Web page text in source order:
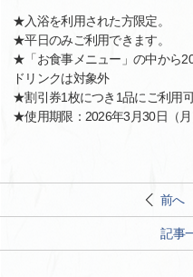
★入浴を利用された方限定。
★平日のみご利用できます。
★「お食事メニュー」の中から
ドリンクは対象外
★割引券1枚につき1品にご利用可
★使用期限：2026年3月30日（
前へ
記事